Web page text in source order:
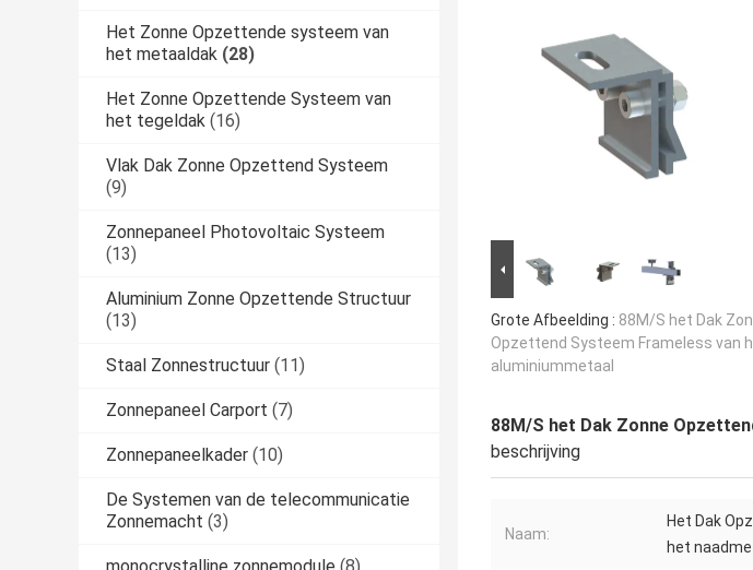
Het Zonne Opzettende systeem van
het metaaldak (28)
Het Zonne Opzettende Systeem van
het tegeldak (16)
Vlak Dak Zonne Opzettend Systeem
(9)
Zonnepaneel Photovoltaic Systeem
(13)
Aluminium Zonne Opzettende Structuur
(13)
Staal Zonnestructuur (11)
Zonnepaneel Carport (7)
Zonnepaneelkader (10)
De Systemen van de telecommunicatie
Zonnemacht (3)
Grote Afbeelding : 88M/S het Dak
Opzettend Systeem Frameless van
aluminiummetaal
88M/S het Dak Zonne
beschrijving
Naam:
Het Dak
het